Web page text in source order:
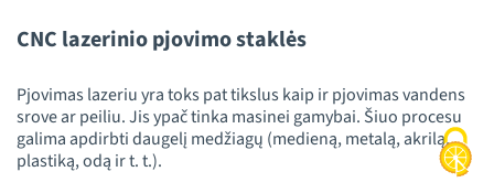
CNC lazerinio pjovimo staklės
Pjovimas lazeriu yra toks pat tikslus kaip ir pjovimas vandens
srove ar peiliu. Jis ypač tinka masinei gamybai. Šiuo procesu
galima apdirbti daugelį medžiagų (medieną, metalą, akrilą,
plastiką, odą ir t. t.).